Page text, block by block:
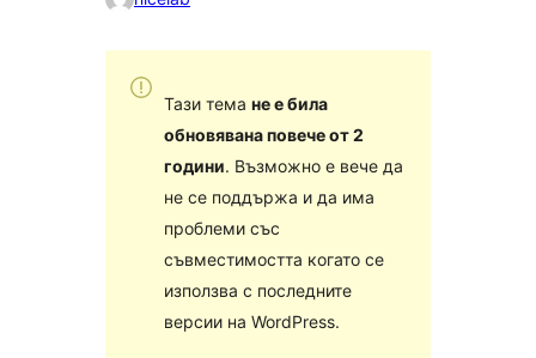
Тази тема не е била
обновявана повече от 2
години. Възможно е вече да
не се поддържа и да има
проблеми със
съвместимостта когато се
използва с последните
версии на WordPress.